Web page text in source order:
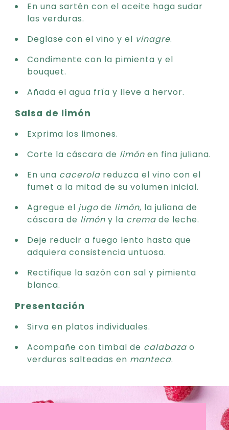
En una sartén con el aceite haga sudar
las verduras.
Deglase con el vino y el vinagre.
Condimente con la pimienta y el
bouquet.
Añada el agua fría y lleve a hervor.
Salsa de limón
Exprima los limones.
Corte la cáscara de limón en fina juliana.
En una cacerola reduzca el vino con el
fumet a la mitad de su volumen inicial.
Agregue el jugo de limón, la juliana de
cáscara de limón y la crema de leche.
Deje reducir a fuego lento hasta que
adquiera consistencia untuosa.
Rectifique la sazón con sal y pimienta
blanca.
Presentación
Sirva en platos individuales.
Acompañe con timbal de calabaza o
verduras salteadas en manteca.